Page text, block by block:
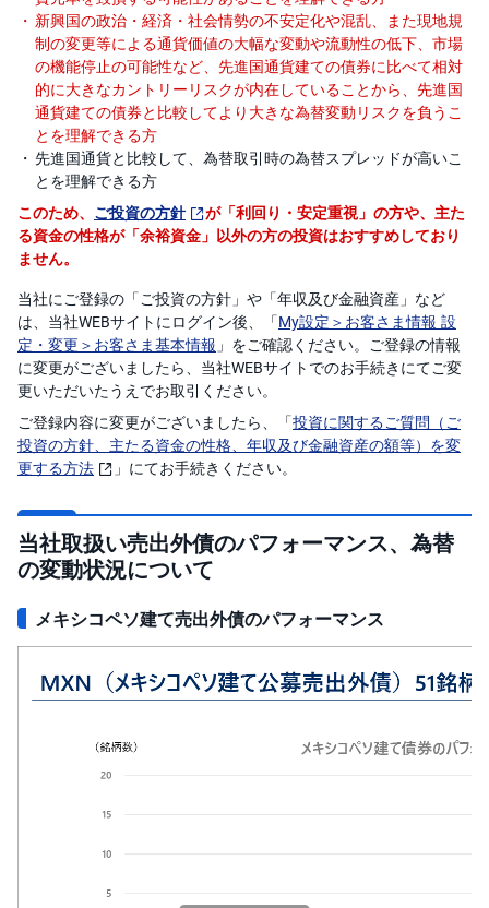
新興国の政治・経済・社会情勢の不安定化や混乱、また現地規
制の変更等による通貨価値の大幅な変動や流動性の低下、市場
の機能停止の可能性など、先進国通貨建ての債券に比べて相対
的に大きなカントリーリスクが内在していることから、先進国
通貨建ての債券と比較してより大きな為替変動リスクを負うこ
とを理解できる方
先進国通貨と比較して、為替取引時の為替スプレッドが高いこ
とを理解できる方
このため、 ご投資の方針
が「利回り・安定重視」の方や、主た
る資金の性格が「余裕資金」以外の方の投資はおすすめしており
ません。
当社にご登録の「ご投資の方針」や「年収及び金融資産」など
は、当社WEBサイトにログイン後、「My設定＞お客さま情報 設
定・変更＞お客さま基本情報 」をご確認ください。ご登録の情報
に変更がございましたら、当社WEBサイトでのお手続きにてご変
更いただいたうえでお取引ください。
ご登録内容に変更がございましたら、「投資に関するご質問（ご
投資の方針、主たる資金の性格、年収及び金融資産の額等）を変
更する方法
」にてお手続きください。
当社取扱い売出外債のパフォーマンス、為替
の変動状況について
メキシコペソ建て売出外債のパフォーマンス